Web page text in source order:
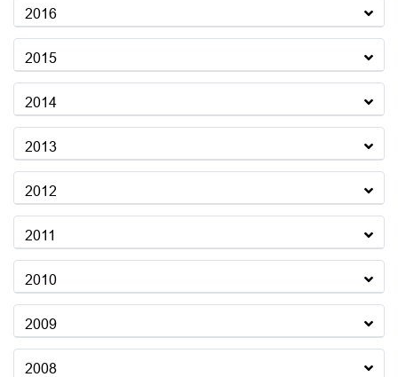
2016
2015
2014
2013
2012
2011
2010
2009
2008